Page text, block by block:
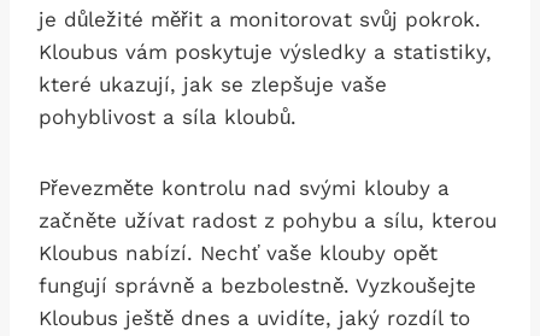
je důležité měřit a monitorovat svůj pokrok.
Kloubus vám poskytuje výsledky a statistiky,
které ukazují, jak se zlepšuje vaše
pohyblivost a síla kloubů.
Převezměte kontrolu nad svými klouby a
začněte užívat radost z pohybu a sílu, kterou
Kloubus nabízí. Nechť vaše klouby opět
fungují správně a bezbolestně. Vyzkoušejte
Kloubus ještě dnes a uvidíte, jaký rozdíl to